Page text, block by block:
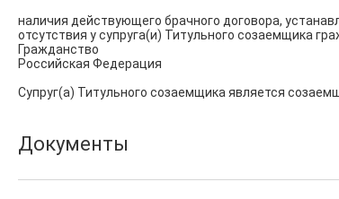
наличия действующего брачного договора,
отсутствия у супруга(и) Титульного созаемщика
Гражданство
Российская Федерация
Супруг(а) Титульного созаемщика является
Документы